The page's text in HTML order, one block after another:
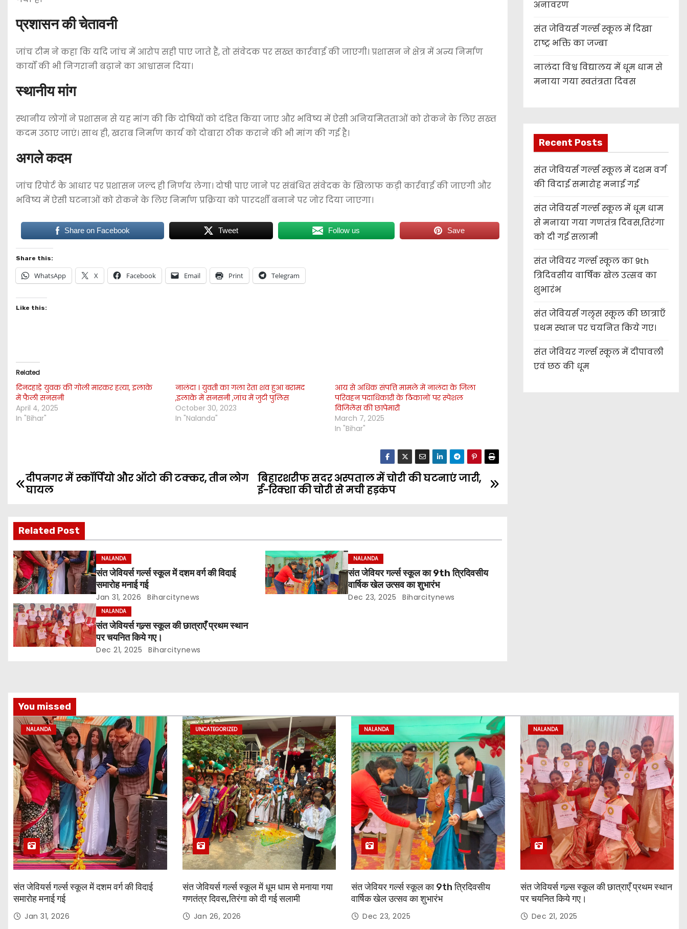
प्रशासन की चेतावनी
जांच टीम ने कहा कि यदि जांच में आरोप सही पाए जाते हैं, तो संवेदक पर सख्त कार्रवाई की जाएगी। प्रशासन ने क्षेत्र में अन्य निर्माण
कार्यों की भी निगरानी बढ़ाने का आश्वासन दिया।
स्थानीय मांग
स्थानीय लोगों ने प्रशासन से यह मांग की कि दोषियों को दंडित किया जाए और भविष्य में ऐसी अनियमितताओं को रोकने के लिए सख्त
कदम उठाए जाएं। साथ ही, खराब निर्माण कार्य को दोबारा ठीक कराने की भी मांग की गई है।
अगले कदम
जांच रिपोर्ट के आधार पर प्रशासन जल्द ही निर्णय लेगा। दोषी पाए जाने पर संबंधित संवेदक के खिलाफ कड़ी कार्रवाई की जाएगी और
भविष्य में ऐसी घटनाओं को रोकने के लिए निर्माण प्रक्रिया को पारदर्शी बनाने पर जोर दिया जाएगा।
Share on Facebook Tweet Follow us Save
Share this:
WhatsApp X Facebook Email Print Telegram
Like this:
Related
दिनदहाड़े युवक की गोली मारकर हत्या, इलाके
में फैली सनसनी
April 4, 2025
In "Bihar"
नालंदा । युवती का गला रेता शव हुआ बरामद
,इलाके में सनसनी ,जांच में जुटी पुलिस
October 30, 2023
In "Nalanda"
आय से अधिक संपत्ति मामले में नालंदा के जिला
परिवहन पदाधिकारी के ठिकानों पर स्पेशल
विजिलेंस की छापेमारी
March 7, 2025
In "Bihar"
P
s
t
n
a
v
i
t
i
o
n
बिहारशरीफ सदर अस्पताल में चोरी की घटनाएं जारी,
ई-रिक्शा की चोरी से मची हड़कंप
दीपनगर में स्कॉर्पियो और ऑटो की टक्कर, तीन लोग
घायल
Related Post
NALANDA
संत जेवियर्स गर्ल्स स्कूल में दशम वर्ग की विदाई
समारोह मनाई गई
Jan 31, 2026 Biharcitynews
NALANDA
संत जेवियर गर्ल्स स्कूल का 9th त्रिदिवसीय
वार्षिक खेल उत्सव का शुभारंभ
Dec 23, 2025 Biharcitynews
NALANDA
संत जेवियर्स गल्र्स स्कूल की छात्र‌ाएँ प्रथम स्थान
पर चयनित किये गए।
Dec 21, 2025 Biharcitynews
अनावरण
संत जेवियर्स गर्ल्स स्कूल में दिखा
राष्ट्र भक्ति का जज्बा
नालंदा विश्व विद्यालय में धूम धाम से
मनाया गया स्वतंत्रता दिवस
Recent Posts
संत जेवियर्स गर्ल्स स्कूल में दशम वर्ग
की विदाई समारोह मनाई गई
संत जेवियर्स गर्ल्स स्कूल में धूम धाम
से मनाया गया गणतंत्र दिवस,तिरंगा
को दी गई सलामी
संत जेवियर गर्ल्स स्कूल का 9th
त्रिदिवसीय वार्षिक खेल उत्सव का
शुभारंभ
संत जेवियर्स गल्र्स स्कूल की छात्र‌ाएँ
प्रथम स्थान पर चयनित किये गए।
संत जेवियर गर्ल्स स्कूल में दीपावली
एवं छठ की धूम
You missed
NALANDA
संत जेवियर्स गर्ल्स स्कूल में दशम वर्ग की विदाई
समारोह मनाई गई
Jan 31, 2026
UNCATEGORIZED
संत जेवियर्स गर्ल्स स्कूल में धूम धाम से मनाया गया
गणतंत्र दिवस,तिरंगा को दी गई सलामी
Jan 26, 2026
NALANDA
संत जेवियर गर्ल्स स्कूल का 9th त्रिदिवसीय
वार्षिक खेल उत्सव का शुभारंभ
Dec 23, 2025
NALANDA
संत जेवियर्स गल्र्स स्कूल की छात्र‌ाएँ प्रथम स्थान
पर चयनित किये गए।
Dec 21, 2025